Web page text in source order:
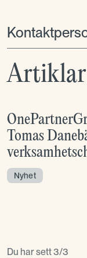
Artiklar
Tomas
Nyhet
Du har sett3/3